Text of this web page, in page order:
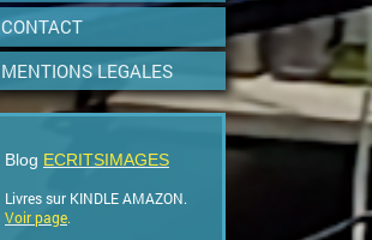
CONTACT
MENTIONS LEGALES
Blog ECRITSIMAGES
Livres sur KINDLE AMAZON.
Voir page.